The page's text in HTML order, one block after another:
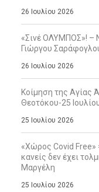
26 Ιουλίου 2026
«Σινέ ΟΛΥΜΠΟΣ»! –
Γιώργου
26 Ιουλίου 2026
Κοίμηση της Αγίας
Θεοτόκου-25
25 Ιουλίου 2026
«Χώρος Covid
κανείς δεν έχει
Μαργέλη
25 Ιουλίου 2026